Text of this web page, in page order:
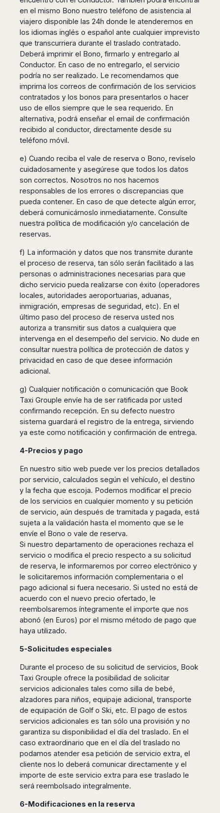
en el mismo Bono nuestro teléfono de asistencia al
viajero disponible las 24h donde le atenderemos en
los idiomas inglés o español ante cualquier imprevisto
que transcurriera durante el traslado contratado.
Deberá imprimir el Bono, firmarlo y entregarlo al
Conductor. En caso de no entregarlo, el servicio
podría no ser realizado. Le recomendamos que
imprima los correos de confirmación de los servicios
contratados y los bonos para presentarlos o hacer
uso de ellos siempre que le sea requerido. En
alternativa, podrá enseñar el email de confirmación
recibido al conductor, directamente desde su
teléfono móvil.
e) Cuando reciba el vale de reserva o Bono, revíselo
cuidadosamente y asegúrese que todos los datos
son correctos. Nosotros no nos hacemos
responsables de los errores o discrepancias que
pueda contener. En caso de que detecte algún error,
deberá comunicárnoslo inmediatamente. Consulte
nuestra política de modificación y/o cancelación de
reservas.
f) La información y datos que nos transmite durante
el proceso de reserva, tan sólo serán facilitado a las
personas o administraciones necesarias para que
dicho servicio pueda realizarse con éxito (operadores
locales, autoridades aeroportuarias, aduanas,
inmigración, empresas de seguridad, etc). En el
último paso del proceso de reserva usted nos
autoriza a transmitir sus datos a cualquiera que
intervenga en el desempeño del servicio. No dude en
consultar nuestra política de protección de datos y
privacidad en caso de que desee información
adicional.
g) Cualquier notificación o comunicación que Book
Taxi Grouple envíe ha de ser ratificada por usted
confirmando recepción. En su defecto nuestro
sistema guardará el registro de la entrega, sirviendo
ya este como notificación y confirmación de entrega.
4-Precios y pago
En nuestro sitio web puede ver los precios detallados
por servicio, calculados según el vehículo, el destino
y la fecha que escoja. Podemos modificar el precio
de los servicios en cualquier momento y su petición
de servicio, aún después de tramitada y pagada, está
sujeta a la validación hasta el momento que se le
envíe el Bono o vale de reserva.
Si nuestro departamento de operaciones rechaza el
servicio o modifica el precio respecto a su solicitud
de reserva, le informaremos por correo electrónico y
le solicitaremos información complementaria o el
pago adicional si fuera necesario. Si usted no está de
acuerdo con el nuevo precio ofertado, le
reembolsaremos íntegramente el importe que nos
abonó (en Euros) por el mismo método de pago que
haya utilizado.
5-Solicitudes especiales
Durante el proceso de su solicitud de servicios, Book
Taxi Grouple ofrece la posibilidad de solicitar
servicios adicionales tales como silla de bebé,
alzadores para niños, equipaje adicional, transporte
de equipación de Golf o Ski, etc. El pago de estos
servicios adicionales es tan sólo una provisión y no
garantiza su disponibilidad el día del traslado. En el
caso extraordinario que en el día del traslado no
podamos atender esa petición de servicio extra, el
cliente nos lo deberá comunicar directamente y el
importe de este servicio extra para ese traslado le
será reembolsado integralmente.
6-Modificaciones en la reserva